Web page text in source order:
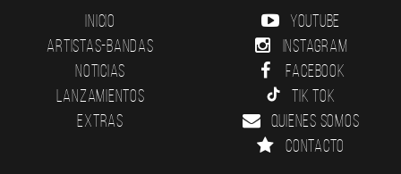
Inicio
Artistas-Bandas
Noticias
Lanzamientos
Extras
YouTube
Instagram
Facebook
Tik Tok
Quienes somos
Contacto